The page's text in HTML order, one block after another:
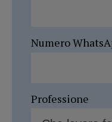
Numero
Professione